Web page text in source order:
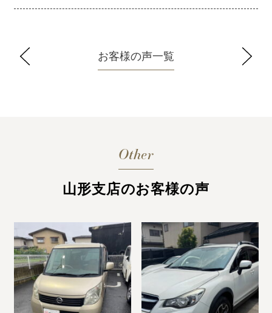
お客様の声一覧
Other
山形支店のお客様の声